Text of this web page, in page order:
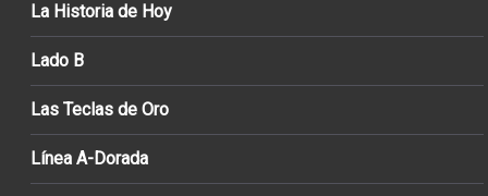
La Historia de Hoy
Lado B
Las Teclas de Oro
Línea A-Dorada